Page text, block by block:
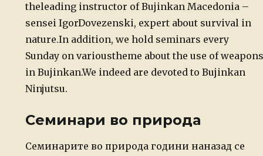
theleading instructor of Bujinkan Macedonia –
sensei IgorDovezenski, expert about survival in
nature.In addition, we hold seminars every
Sunday on varioustheme about the use of weapons
in Bujinkan.We indeed are devoted to Bujinkan
Ninjutsu.
Семинари во природа
Семинарите во природа години наназад се